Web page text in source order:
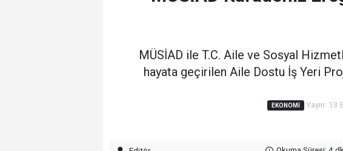
MÜSİAD ile T.C. Aile ve Sosyal
hayata geçirilen Aile Dostu İş Yeri
EKONOMI Yayın: 13